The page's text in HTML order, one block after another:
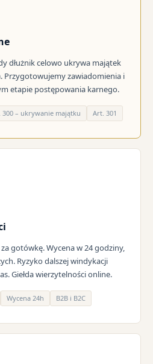
dłużnik celowo ukrywa majątek
Przygotowujemy zawiadomienia i
etapie postępowania karnego.
300 – ukrywanie majątku Art. 301
gotówkę. Wycena w 24 godziny,
Ryzyko dalszej windykacji
Giełda wierzytelności online.
Wycena 24h B2B i B2C